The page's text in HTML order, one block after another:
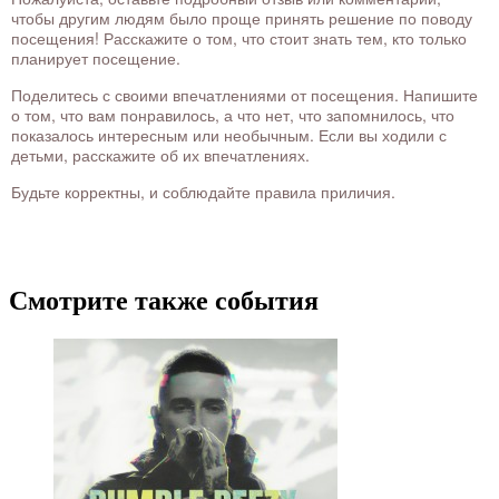
чтобы другим людям было проще принять решение по поводу
посещения! Расскажите о том, что стоит знать тем, кто только
планирует посещение.
Поделитесь с своими впечатлениями от посещения. Напишите
о том, что вам понравилось, а что нет, что запомнилось, что
показалось интересным или необычным. Если вы ходили с
детьми, расскажите об их впечатлениях.
Будьте корректны, и соблюдайте правила приличия.
Смотрите также события